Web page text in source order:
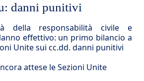
danni punitivi
della responsabilità civile e
effettivo: un primo bilancio a
Unite sui cc.dd. danni punitivi
attese le Sezioni Unite